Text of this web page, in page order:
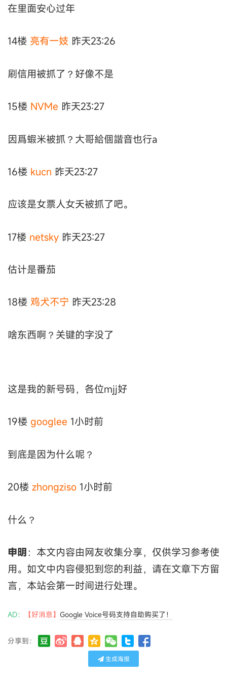
在里面安心过年
14楼 亮有一妓 昨天23:26
刷信用被抓了？好像不是
15楼 NVMe 昨天23:27
因爲蝦米被抓？大哥給個諧音也行a
16楼 kucn 昨天23:27
应该是女票人女夭被抓了吧。
17楼 netsky 昨天23:27
估计是番茄
18楼 鸡犬不宁 昨天23:28
啥东西啊？关键的字没了
这是我的新号码，各位mjj好
19楼 googlee 1小时前
到底是因为什么呢？
20楼 zhongziso 1小时前
什么？
申明：本文内容由网友收集分享，仅供学习参考使
用。如文中内容侵犯到您的利益，请在文章下方留
言，本站会第一时间进行处理。
AD： 【好消息】 Google Voice号码支持自助购买了！
分享到：
生成海报